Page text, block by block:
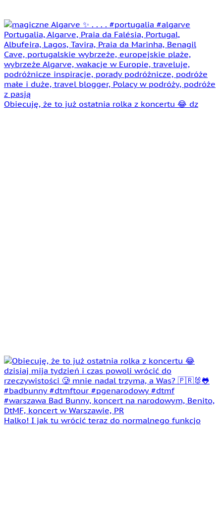
Obiecuję, że to już ostatnia rolka z koncertu 😂 dz
Halko! I jak tu wrócić teraz do normalnego funkcjo